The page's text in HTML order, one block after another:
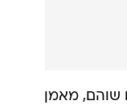
שוהם, מאמן